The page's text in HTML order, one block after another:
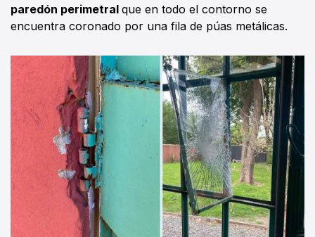
paredón perimetral que en todo el contorno se
encuentra coronado por una fila de púas metálicas.